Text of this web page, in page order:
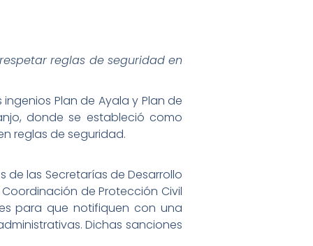
reglas de seguridad en
Plan de Ayala y Plan de
donde se estableció como
reglas de seguridad.
de las Secretarías de Desarrollo
de Protección Civil
para que notifiquen con una
Dichas sanciones